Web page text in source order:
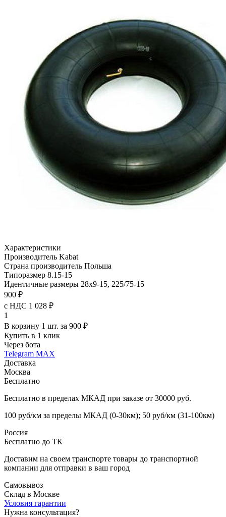
Характеристики
Производитель Kabat
Страна производитель Польша
Типоразмер 8.15-15
Идентичные размеры 28x9-15, 225/75-15
900 ₽
с НДС 1 028 ₽
1
В корзину 1 шт. за 900 ₽
Купить в 1 клик
Через бота
Telegram MAX
Доставка
Москва
Бесплатно
Бесплатно в пределах МКАД при заказе от 30000 руб.
100 руб/км за пределы МКАД (0-30км); 50 руб/км (31-100км)
Россия
Бесплатно до ТК
Доставим на своем транспорте товары до транспортной
компании для отправки в ваш город
Самовывоз
Склад в Москве
Условия гарантии
Нужна консультация?